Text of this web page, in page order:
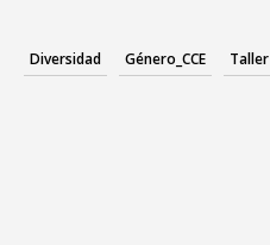
Diversidad Género_CCE Taller